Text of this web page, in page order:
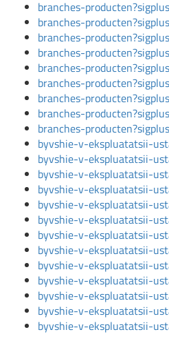
branches-
branches-
branches-
branches-
branches-
branches-
branches-
branches-
branches-
byvshie-v-ekspluatatsii-
byvshie-v-ekspluatatsii-
byvshie-v-ekspluatatsii-
byvshie-v-ekspluatatsii-
byvshie-v-ekspluatatsii-
byvshie-v-ekspluatatsii-
byvshie-v-ekspluatatsii-
byvshie-v-ekspluatatsii-
byvshie-v-ekspluatatsii-
byvshie-v-ekspluatatsii-
byvshie-v-ekspluatatsii-
byvshie-v-ekspluatatsii-
byvshie-v-ekspluatatsii-